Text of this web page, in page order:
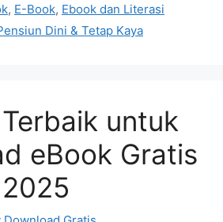
, E-Book, Ebook dan Literasi
Dini & Tetap Kaya
untuk
eBook Gratis